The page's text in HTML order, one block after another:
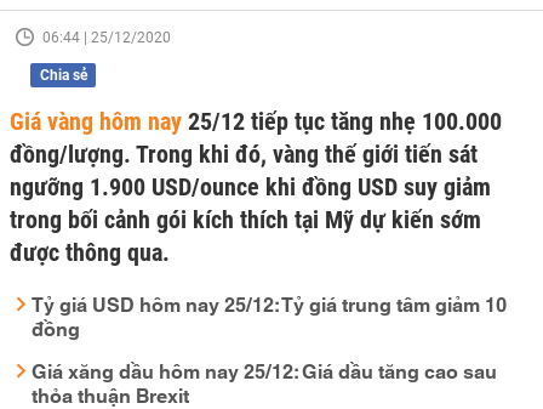
06:44 | 25/12/2020
Chia sẻ
Giá vàng hôm nay 25/12 tiếp tục tăng nhẹ 100.000
đồng/lượng. Trong khi đó, vàng thế giới tiến sát
ngưỡng 1.900 USD/ounce khi đồng USD suy giảm
trong bối cảnh gói kích thích tại Mỹ dự kiến sớm
được thông qua.
Tỷ giá USD hôm nay 25/12: Tỷ giá trung tâm giảm 10
đồng
Giá xăng dầu hôm nay 25/12: Giá dầu tăng cao sau
thỏa thuận Brexit